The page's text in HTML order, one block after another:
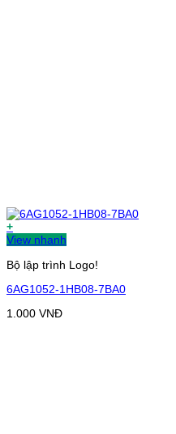
+
View nhanh
Bộ lập trình Logo!
6AG1052-1HB08-7BA0
1.000 VNĐ